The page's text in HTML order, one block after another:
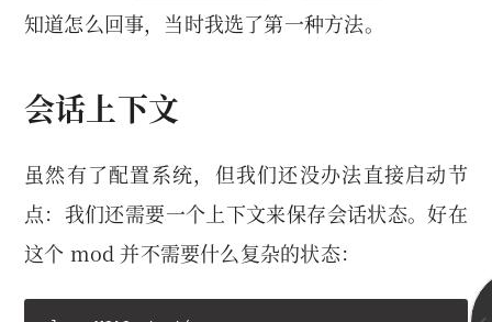
知道怎么回事，当时我选了第一种方法。
会话上下文
虽然有了配置系统，但我们还没办法直接启动节
点：我们还需要一个上下文来保存会话状态。好在
这个 mod 并不需要什么复杂的状态：